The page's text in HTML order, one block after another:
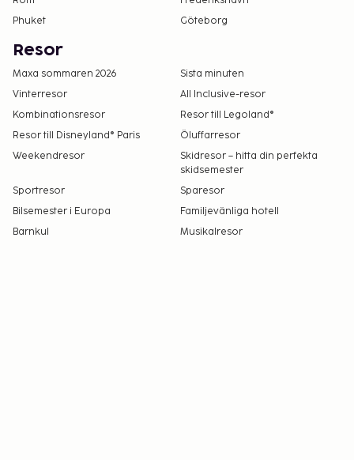
Kontanttransaktioner på boendet kan inte
överstiga EUR 500, på grund av statliga
bestämmelser. Du kan få mer information
Ett barn, 2 år eller yngre, bor gratis i förälders
eller vårdnadshavares rum om inga extrasängar
används.
Endast registrerade gäster är tillåtna på
Kontantfria betalningsmetoder är tillgängliga
för alla transaktioner.
Boendet välkomnar alla gäster, oavsett sexuell
Phuket
Göteborg
Resor
Maxa sommaren 2026
Sista minuten
Vinterresor
All Inclusive-resor
Kombinationsresor
Resor till Legoland®
Resor till Disneyland® Paris
Öluffarresor
Weekendresor
Skidresor – hitta din perfekta
skidsemester
Sportresor
Sparesor
Bilsemester i Europa
Familjevänliga hotell
Barnkul
Musikalresor